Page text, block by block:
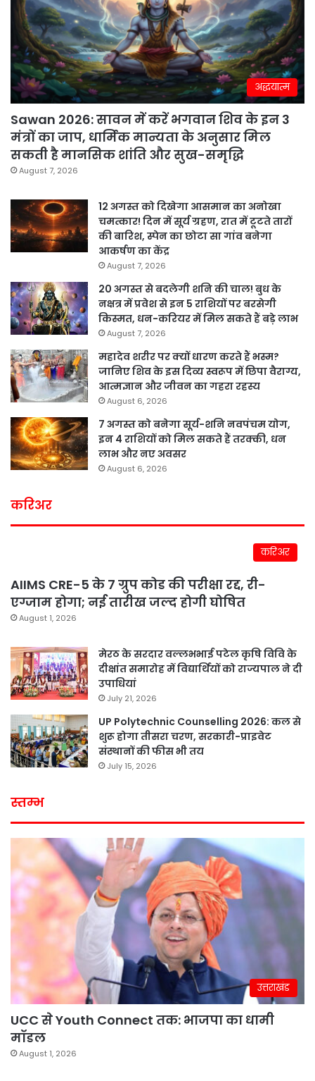
अद्धयात्म
Sawan 2026: सावन में करें भगवान शिव के इन 3
मंत्रों का जाप, धार्मिक मान्यता के अनुसार मिल
सकती है मानसिक शांति और सुख-समृद्धि
August 7, 2026
12 अगस्त को दिखेगा आसमान का अनोखा
चमत्कार! दिन में सूर्य ग्रहण, रात में टूटते तारों
की बारिश, स्पेन का छोटा सा गांव बनेगा
आकर्षण का केंद्र
August 7, 2026
20 अगस्त से बदलेगी शनि की चाल! बुध के
नक्षत्र में प्रवेश से इन 5 राशियों पर बरसेगी
किस्मत, धन-करियर में मिल सकते हैं बड़े लाभ
August 7, 2026
महादेव शरीर पर क्यों धारण करते हैं भस्म?
जानिए शिव के इस दिव्य स्वरूप में छिपा वैराग्य,
आत्मज्ञान और जीवन का गहरा रहस्य
August 6, 2026
7 अगस्त को बनेगा सूर्य-शनि नवपंचम योग,
इन 4 राशियों को मिल सकते हैं तरक्की, धन
लाभ और नए अवसर
August 6, 2026
करिअर
करिअर
AIIMS CRE-5 के 7 ग्रुप कोड की परीक्षा रद्द, री-
एग्जाम होगा; नई तारीख जल्द होगी घोषित
August 1, 2026
मेरठ के सरदार वल्लभभाई पटेल कृषि विवि के
दीक्षांत समारोह में विद्यार्थियों को राज्यपाल ने दी
उपाधियां
July 21, 2026
UP Polytechnic Counselling 2026: कल से
शुरू होगा तीसरा चरण, सरकारी-प्राइवेट
संस्थानों की फीस भी तय
July 15, 2026
स्तम्भ
उत्तराखंड
UCC से Youth Connect तक: भाजपा का धामी
मॉडल
August 1, 2026